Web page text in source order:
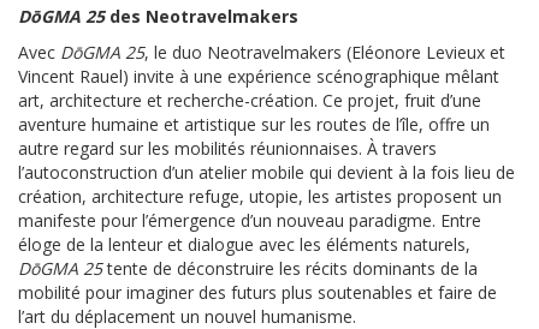
DōGMA 25des Neotravelmakers
Avec DōGMA 25, le duo Neotravelmakers (Eléonore Levieux et
Vincent Rauel) invite à une expérience scénographique mêlant
art, architecture et recherche-création. Ce projet, fruit d’une
aventure humaine et artistique sur les routes de l’île, offre un
autre regard sur les mobilités réunionnaises. À travers
l’autoconstruction d’un atelier mobile qui devient à la fois lieu de
création, architecture refuge, utopie, les artistes proposent un
manifeste pour l’émergence d’un nouveau paradigme. Entre
éloge de la lenteur et dialogue avec les éléments naturels,
DōGMA 25tente de déconstruire les récits dominants de la
mobilité pour imaginer des futurs plus soutenables et faire de
l’art du déplacement un nouvel humanisme.